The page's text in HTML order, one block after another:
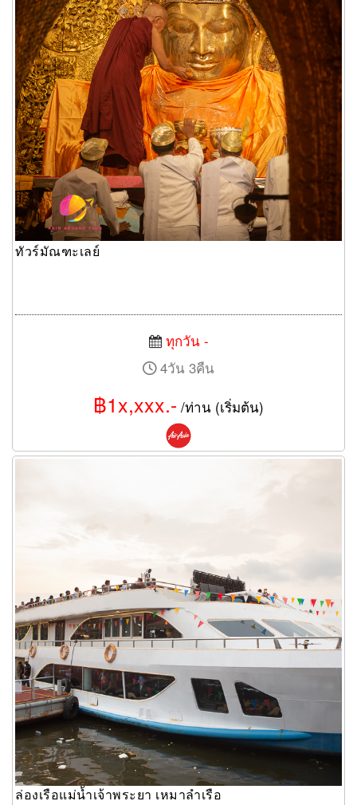
ทัวร์มัณฑะเลย์
ทุกวัน -
4วัน 3คืน
฿1x,xxx.- /ท่าน (เริ่มต้น)
ล่องเรือแม่น้ำเจ้าพระยา เหมาลำเรือ